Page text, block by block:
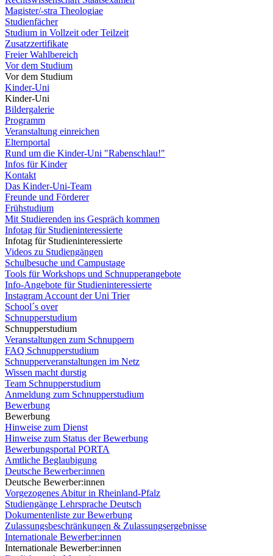
Magister/-stra Theologiae
Studienfächer
Studium in Vollzeit oder Teilzeit
Zusatzzertifikate
Freier Wahlbereich
Vor dem Studium
Vor dem Studium
Kinder-Uni
Kinder-Uni
Bildergalerie
Programm
Veranstaltung einreichen
Elternportal
Rund um die Kinder-Uni "Rabenschlau!"
Infos für Kinder
Kontakt
Das Kinder-Uni-Team
Freunde und Förderer
Frühstudium
Mit Studierenden ins Gespräch kommen
Infotag für Studieninteressierte
Infotag für Studieninteressierte
Videos zu Studiengängen
Schulbesuche und Campustage
Tools für Workshops und Schnupperangebote
Info-Angebote für Studieninteressierte
Instagram Account der Uni Trier
School´s over
Schnupperstudium
Schnupperstudium
Veranstaltungen zum Schnuppern
FAQ Schnupperstudium
Schnupperveranstaltungen im Netz
Wissen macht durstig
Team Schnupperstudium
Anmeldung zum Schnupperstudium
Bewerbung
Bewerbung
Hinweise zum Dienst
Hinweise zum Status der Bewerbung
Bewerbungsportal PORTA
Amtliche Beglaubigung
Deutsche Bewerber:innen
Deutsche Bewerber:innen
Vorgezogenes Abitur in Rheinland-Pfalz
Studiengänge Lehrsprache Deutsch
Dokumentenliste zur Bewerbung
Zulassungsbeschränkungen & Zulassungsergebnisse
Internationale Bewerber:innen
Internationale Bewerber:innen